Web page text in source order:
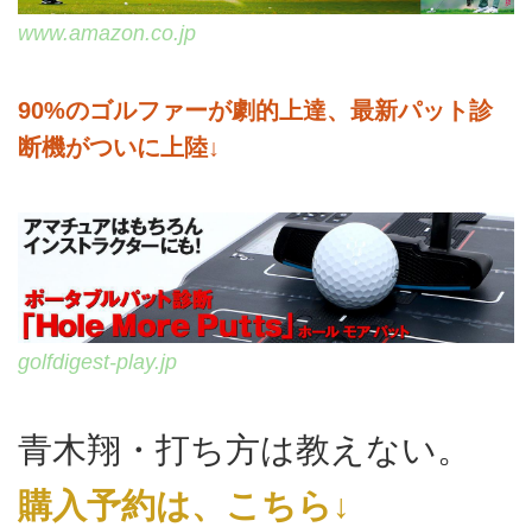
www.amazon.co.jp
90%のゴルファーが劇的上達、最新パット診
断機がついに上陸↓
golfdigest-play.jp
青木翔・打ち方は教えない。
購入予約は、こちら↓